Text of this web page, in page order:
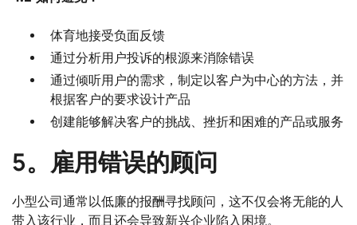
体育地接受负面反馈
通过分析用户投诉的根源来消除错误
通过倾听用户的需求，制定以客户为中心的方法，并
根据客户的要求设计产品
创建能够解决客户的挑战、挫折和困难的产品或服务
5。雇用错误的顾问
小型公司通常以低廉的报酬寻找顾问，这不仅会将无能的人
带入该行业，而且还会导致新兴企业陷入困境。